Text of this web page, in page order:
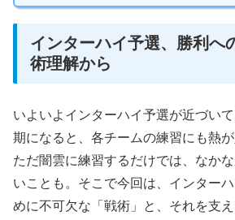
インターハイ予選、勝利へ
術理解から
いよいよインターハイ予選が近づい
期になると、各チームの練習にも熱が
ただ闇雲に練習するだけでは、なか
いことも。そこで今回は、インター
めに不可欠な「戦術」と、それを支